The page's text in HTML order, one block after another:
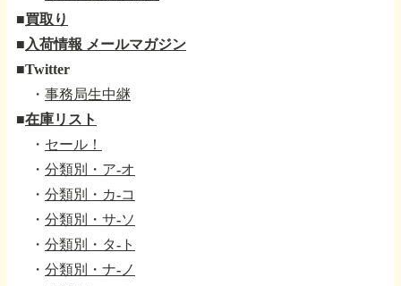
■買取り
■ 入荷情報 メールマガジン
■Twitter
・ 事務局生中継
■在庫リスト
・ セール！
・ 分類別・ア-オ
・ 分類別・カ-コ
・ 分類別・サ-ソ
・ 分類別・タ-ト
・ 分類別・ナ-ノ